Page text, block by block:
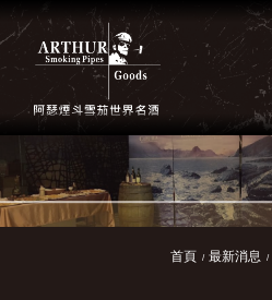
首頁 最新消息